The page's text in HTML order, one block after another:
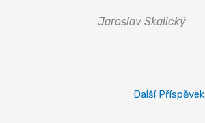
Jaroslav Skalický
Další Příspěvek